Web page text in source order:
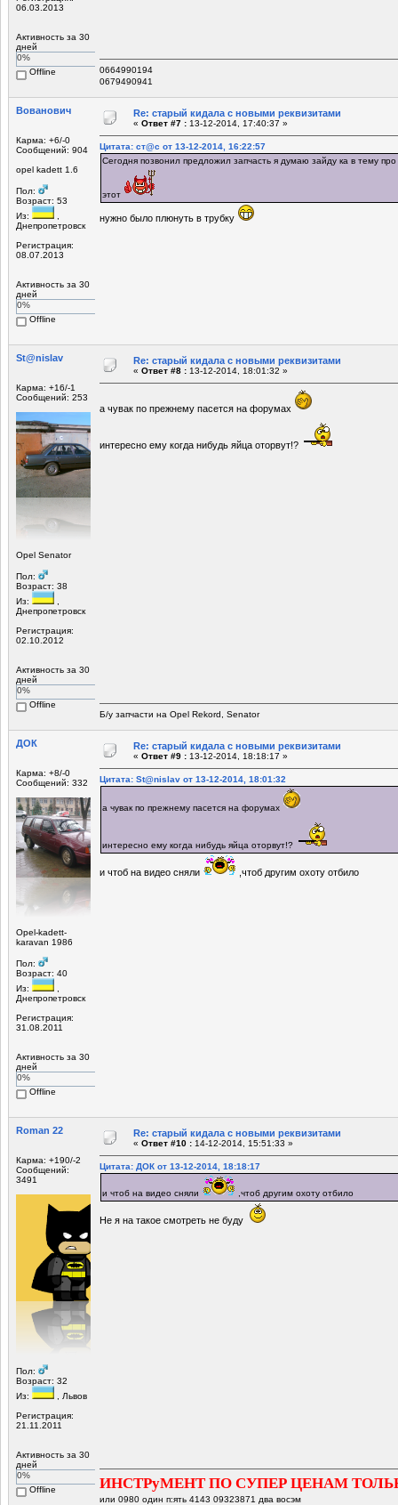
06.03.2013
Активность за 30
дней
0%
Offline
0664990194
0679490941
Вованович
Карма: +6/-0
Сообщений: 904
opel kadett 1.6
Пол:
Возраст: 53
Из:
Днепропетровск
Регистрация:
08.07.2013
Активность за 30
дней
0%
Offline
Re: старый кидала с новыми реквизитами
« Ответ #7 : 13-12-2014, 17:40:37 »
Цитата: ст@с от 13-12-2014, 16:22:57
Сегодня позвонил предложил запчасть я думаю зайду ка в тему
этот
нужно было плюнуть в трубку
St@nislav
Карма: +16/-1
Сообщений: 253
Opel Senator
Пол:
Возраст: 38
Из:
Днепропетровск
Регистрация:
02.10.2012
Активность за 30
дней
0%
Offline
Re: старый кидала с новыми реквизитами
« Ответ #8 : 13-12-2014, 18:01:32 »
а чувак по прежнему пасется на форумах
интересно ему когда нибудь яйца оторвут!?
Б/у запчасти на Opel Rekord, Senator
ДОК
Карма: +8/-0
Сообщений: 332
Opel-kadett-
karavan 1986
Пол:
Возраст: 40
Из:
Днепропетровск
Регистрация:
31.08.2011
Активность за 30
дней
0%
Offline
Re: старый кидала с новыми реквизитами
« Ответ #9 : 13-12-2014, 18:18:17 »
Цитата: St@nislav от 13-12-2014, 18:01:32
а чувак по прежнему пасется на форумах
интересно ему когда нибудь яйца оторвут!?
и чтоб на видео сняли ,чтоб другим охоту отбило
Roman 22
Карма: +190/-2
Сообщений:
3491
Пол:
Возраст: 32
Из:
, Львов
Регистрация:
21.11.2011
Активность за 30
дней
0%
Offline
Re: старый кидала с новыми реквизитами
« Ответ #10 : 14-12-2014, 15:51:33 »
Цитата: ДОК от 13-12-2014, 18:18:17
и чтоб на видео сняли ,чтоб другим охоту отбило
Не я на такое смотреть не буду
ИНСТРуМЕНТ ПО СУПЕР ЦЕНАМ
или 0980 один п:ять 4143 09323871 два восэм